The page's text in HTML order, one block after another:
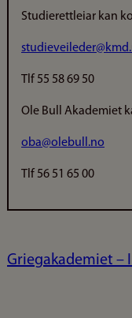
Studierettleiar kan
Tlf 55 58 69 50
Ole Bull Akademiet
oba@olebull.no
Tlf 56 51 65 00
Griegakademiet –